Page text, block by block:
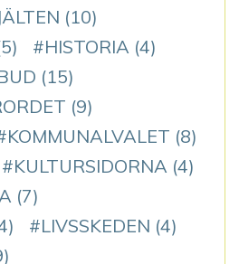
(10)
HISTORIA (4)
(15)
(9)
KOMMUNALVALET (8)
KULTURSIDORNA (4)
(7)
LIVSSKEDEN (4)